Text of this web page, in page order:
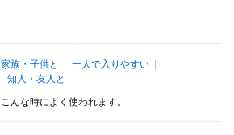
家族・子供と
一人で入りやすい
知人・友人と
こんな時によく使われます。